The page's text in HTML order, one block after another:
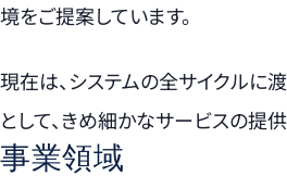
境をご提案しています。
現在は、システムの全サイクルに
として、きめ細かなサービスの提
事業領域